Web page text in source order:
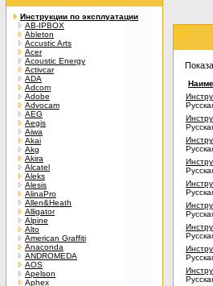
Инструкции по эксплуатации
AB-IPBOX
Ableton
Accustic Arts
Acer
Acoustic Energy
Activcar
ADA
Adcom
Adobe
Advocam
AEG
Aegis
Aiwa
Akai
Akg
Akira
Alcatel
Aleks
Alesis
AlinaPro
Allen&Heath
Alligator
Alpine
Alto
American Graffiti
Anaconda
ANDROMEDA
AOS
Apelson
Aphex